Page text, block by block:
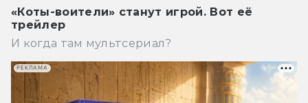
«Коты-воители» станут игрой. Вот её
трейлер
И когда там мультсериал?
РЕКЛАМА